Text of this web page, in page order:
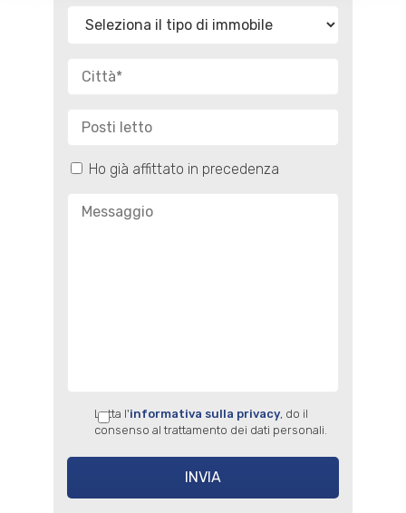
Ho già affittato in precedenza
Letta l'informativa sulla privacy, do il
consenso al trattamento dei dati personali.